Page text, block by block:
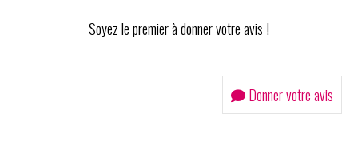
Soyez le premier à donner votre avis !
Donner votre avis